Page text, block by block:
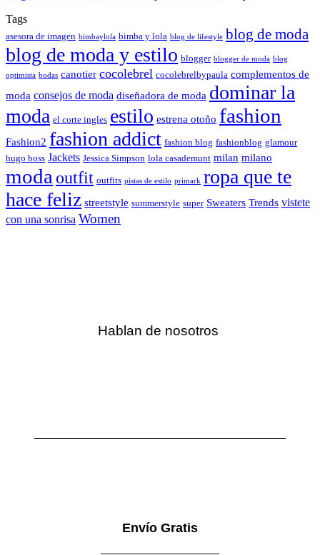
Tags
asesora de imagen bimbaylola bimba y lola blog de lifestyle blog de moda
blog de moda y estilo blogger blogger de moda blog
optimista bodas canotier cocolebrel cocolebrelbypaula complementos de
moda consejos de moda diseñadora de moda dominar la
moda el corte ingles estilo estrena otoño fashion
Fashion2 fashion addict fashion blog fashionblog glamour
hugo boss Jackets Jessica Simpson lola casademunt milan milano
modaoutfit outfits pistas de estilo primark ropa que te
hace feliz streetstyle summerstyle super Sweaters Trends vistete
con una sonrisa Women
Hablan de nosotros
Envío Gratis